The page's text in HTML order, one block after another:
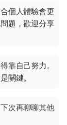
個人體驗會更
題，歡迎分享
靠自己努力。
關鍵。
次再聊聊其他